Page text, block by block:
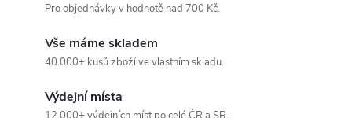
Pro objednávky v hodnotě nad 700 Kč.
Vše máme skladem
40.000+ kusů zboží ve vlastním skladu.
Výdejní místa